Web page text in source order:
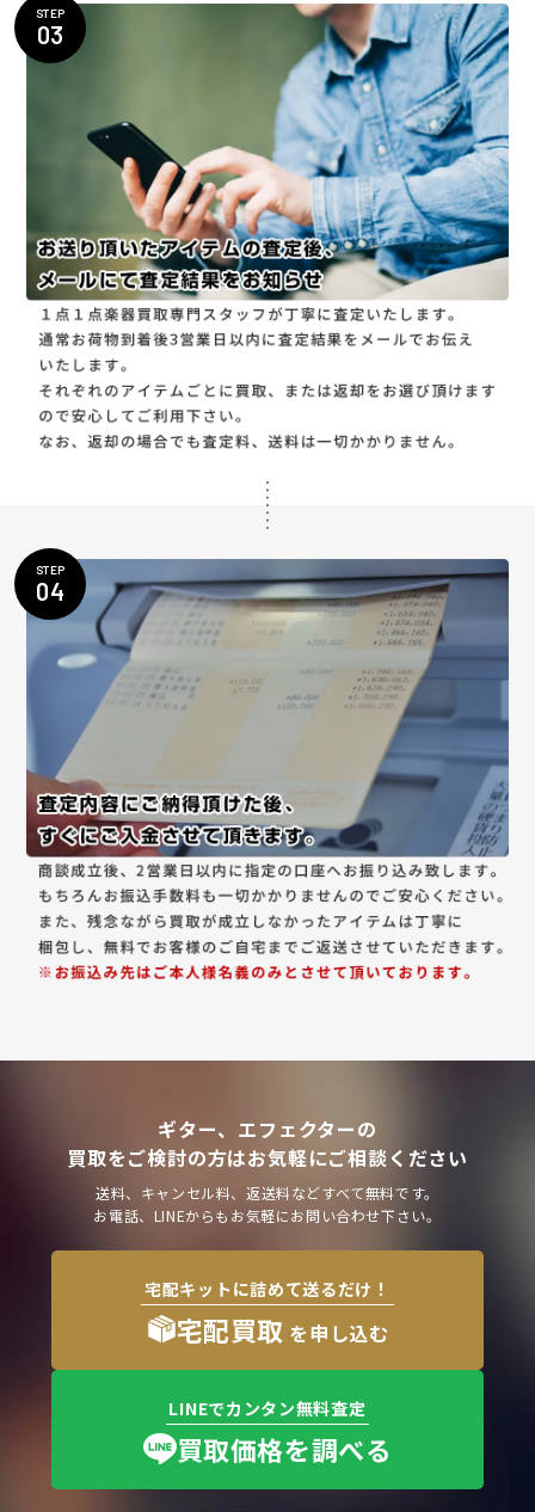
STEP
03
STEP
04
ギター、エフェクターの
買取をご検討の方はお気軽にご相談ください
送料、キャンセル料、返送料などすべて無料です。
お電話、LINEからもお気軽にお問い合わせ下さい。
宅配キットに詰めて送るだけ！
宅配買取 を申し込む
LINEでカンタン無料査定
買取価格を調べる